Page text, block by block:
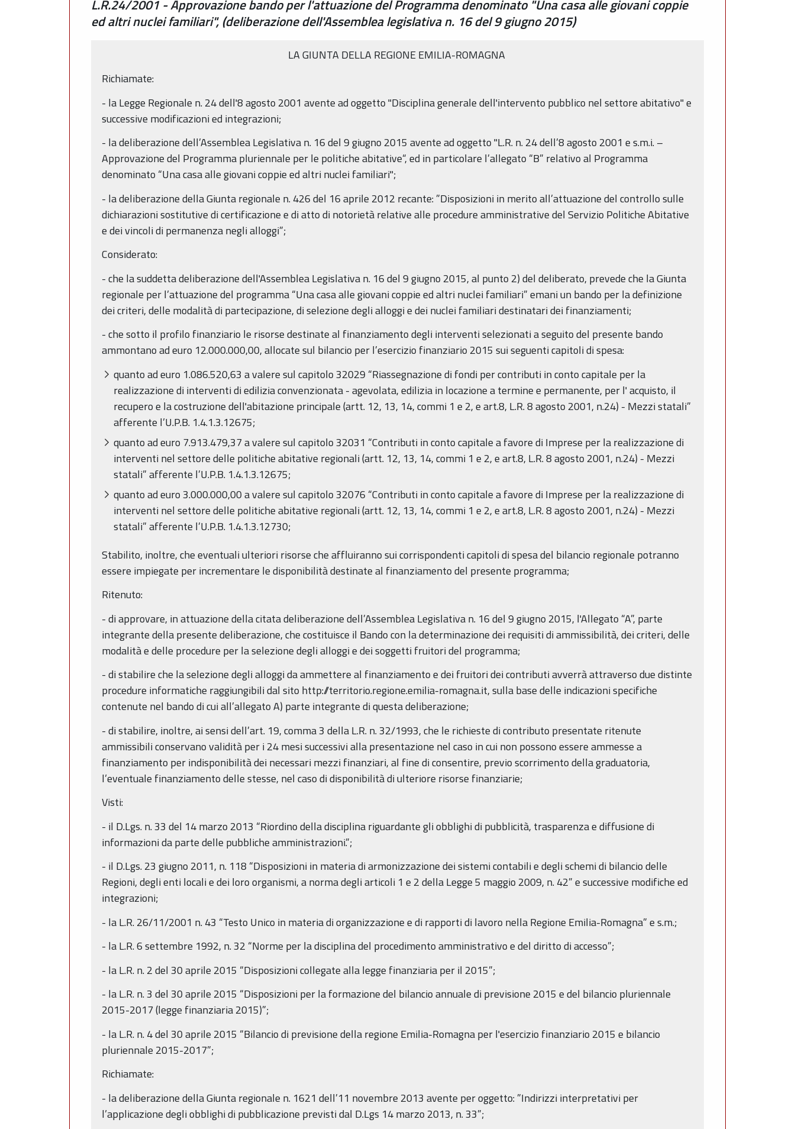
L.R.24/2001 - Approvazione bando per l'attuazione del Programma denominato "Una casa alle giovani coppie
ed altri nuclei familiari", (deliberazione dell'Assemblea legislativa n. 16 del 9 giugno 2015)
LA GIUNTA DELLA REGIONE EMILIA-ROMAGNA
Richiamate:
- la Legge Regionale n. 24 dell'8 agosto 2001 avente ad oggetto "Disciplina generale dell'intervento pubblico nel settore abitativo" e
successive modificazioni ed integrazioni;
- la deliberazione dell’Assemblea Legislativa n. 16 del 9 giugno 2015 avente ad oggetto "L.R. n. 24 dell’8 agosto 2001 e s.m.i. –
Approvazione del Programma pluriennale per le politiche abitative“, ed in particolare l’allegato “B” relativo al Programma
denominato “Una casa alle giovani coppie ed altri nuclei familiari";
- la deliberazione della Giunta regionale n. 426 del 16 aprile 2012 recante: ”Disposizioni in merito all’attuazione del controllo sulle
dichiarazioni sostitutive di certificazione e di atto di notorietà relative alle procedure amministrative del Servizio Politiche Abitative
e dei vincoli di permanenza negli alloggi”;
Considerato:
- che la suddetta deliberazione dell'Assemblea Legislativa n. 16 del 9 giugno 2015, al punto 2) del deliberato, prevede che la Giunta
regionale per l’attuazione del programma “Una casa alle giovani coppie ed altri nuclei familiari” emani un bando per la definizione
dei criteri, delle modalità di partecipazione, di selezione degli alloggi e dei nuclei familiari destinatari dei finanziamenti;
- che sotto il profilo finanziario le risorse destinate al finanziamento degli interventi selezionati a seguito del presente bando
ammontano ad euro 12.000.000,00, allocate sul bilancio per l’esercizio finanziario 2015 sui seguenti capitoli di spesa:
quanto ad euro 1.086.520,63 a valere sul capitolo 32029 “Riassegnazione di fondi per contributi in conto capitale per la
realizzazione di interventi di edilizia convenzionata - agevolata, edilizia in locazione a termine e permanente, per l' acquisto, il
recupero e la costruzione dell'abitazione principale (artt. 12, 13, 14, commi 1 e 2, e art.8, L.R. 8 agosto 2001, n.24) - Mezzi statali”
afferente l’U.P.B. 1.4.1.3.12675;
quanto ad euro 7.913.479,37 a valere sul capitolo 32031 “Contributi in conto capitale a favore di Imprese per la realizzazione di
interventi nel settore delle politiche abitative regionali (artt. 12, 13, 14, commi 1 e 2, e art.8, L.R. 8 agosto 2001, n.24) - Mezzi
statali” afferente l’U.P.B. 1.4.1.3.12675;
quanto ad euro 3.000.000,00 a valere sul capitolo 32076 “Contributi in conto capitale a favore di Imprese per la realizzazione di
interventi nel settore delle politiche abitative regionali (artt. 12, 13, 14, commi 1 e 2, e art.8, L.R. 8 agosto 2001, n.24) - Mezzi
statali” afferente l’U.P.B. 1.4.1.3.12730;
Stabilito, inoltre, che eventuali ulteriori risorse che affluiranno sui corrispondenti capitoli di spesa del bilancio regionale potranno
essere impiegate per incrementare le disponibilità destinate al finanziamento del presente programma;
Ritenuto:
- di approvare, in attuazione della citata deliberazione dell’Assemblea Legislativa n. 16 del 9 giugno 2015, l'Allegato “A”, parte
integrante della presente deliberazione, che costituisce il Bando con la determinazione dei requisiti di ammissibilità, dei criteri, delle
modalità e delle procedure per la selezione degli alloggi e dei soggetti fruitori del programma;
- di stabilire che la selezione degli alloggi da ammettere al finanziamento e dei fruitori dei contributi avverrà attraverso due distinte
procedure informatiche raggiungibili dal sito http://territorio.regione.emilia-romagna.it, sulla base delle indicazioni specifiche
contenute nel bando di cui all’allegato A) parte integrante di questa deliberazione;
- di stabilire, inoltre, ai sensi dell’art. 19, comma 3 della L.R. n. 32/1993, che le richieste di contributo presentate ritenute
ammissibili conservano validità per i 24 mesi successivi alla presentazione nel caso in cui non possono essere ammesse a
finanziamento per indisponibilità dei necessari mezzi finanziari, al fine di consentire, previo scorrimento della graduatoria,
l’eventuale finanziamento delle stesse, nel caso di disponibilità di ulteriore risorse finanziarie;
Visti:
- il D.Lgs. n. 33 del 14 marzo 2013 “Riordino della disciplina riguardante gli obblighi di pubblicità, trasparenza e diffusione di
informazioni da parte delle pubbliche amministrazioni.”;
- il D.Lgs. 23 giugno 2011, n. 118 “Disposizioni in materia di armonizzazione dei sistemi contabili e degli schemi di bilancio delle
Regioni, degli enti locali e dei loro organismi, a norma degli articoli 1 e 2 della Legge 5 maggio 2009, n. 42” e successive modifiche ed
integrazioni;
- la L.R. 26/11/2001 n. 43 “Testo Unico in materia di organizzazione e di rapporti di lavoro nella Regione Emilia-Romagna” e s.m.;
- la L.R. 6 settembre 1992, n. 32 “Norme per la disciplina del procedimento amministrativo e del diritto di accesso”;
- la L.R. n. 2 del 30 aprile 2015 “Disposizioni collegate alla legge finanziaria per il 2015”;
- la L.R. n. 3 del 30 aprile 2015 “Disposizioni per la formazione del bilancio annuale di previsione 2015 e del bilancio pluriennale
2015-2017 (legge finanziaria 2015)”;
- la L.R. n. 4 del 30 aprile 2015 “Bilancio di previsione della regione Emilia-Romagna per l'esercizio finanziario 2015 e bilancio
pluriennale 2015-2017”;
Richiamate:
- la deliberazione della Giunta regionale n. 1621 dell’11 novembre 2013 avente per oggetto: ”Indirizzi interpretativi per
l’applicazione degli obblighi di pubblicazione previsti dal D.Lgs 14 marzo 2013, n. 33”;